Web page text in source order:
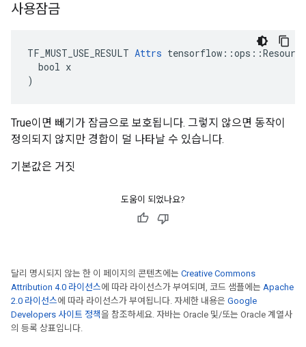
사용잠금
TF_MUST_USE_RESULT Attrs
  bool x
)
True이면 빼기가 잠금으로 보호됩니다. 그렇지 않으면 동작이
정의되지 않지만 경합이 덜 나타날 수 있습니다.
기본값은 거짓
도움이 되었나요?
달리 명시되지 않는 한 이 페이지의 콘텐츠에는 Creative Commons
Attribution 4.0 라이선스에 따라 라이선스가 부여되며, 코드 샘플에는 Apache
2.0 라이선스에 따라 라이선스가 부여됩니다. 자세한 내용은 Google
Developers 사이트 정책을 참조하세요. 자바는 Oracle 및/또는 Oracle 계열사
의 등록 상표입니다.